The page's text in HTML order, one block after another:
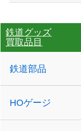
鉄道グッズ
買取品目
鉄道部品
HOゲージ